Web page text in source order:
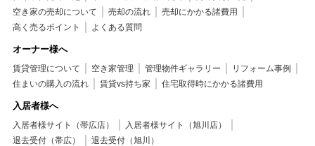
空き家の売却について
売却の流れ
売却にかかる諸費用
高く売るポイント
よくある質問
オーナー様へ
賃貸管理について 空き家管理 管理物件ギャラリー
リフォーム事例
住まいの購入の流れ
賃貸vs持ち家 住宅取得時にかかる諸費用
入居者様へ
入居者様サイト（帯広店）
入居者様サイト（旭川店）
退去受付（帯広）
退去受付（旭川）